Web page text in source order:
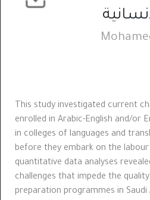
This study investigated current
enrolled in Arabic-English and/or
in colleges of languages and
before they embark on the
quantitative data analyses
challenges that impede the
preparation programmes in Saudi